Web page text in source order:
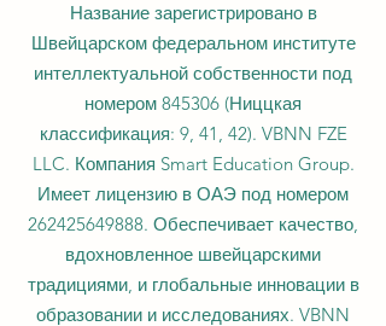
Название зарегистрировано в
Швейцарском федеральном институте
интеллектуальной собственности под
номером 845306 (Ниццкая
классификация: 9, 41, 42). VBNN FZE
LLC. Компания Smart Education Group.
Имеет лицензию в ОАЭ под номером
262425649888. Обеспечивает качество,
вдохновленное швейцарскими
традициями, и глобальные инновации в
образовании и исследованиях. VBNN